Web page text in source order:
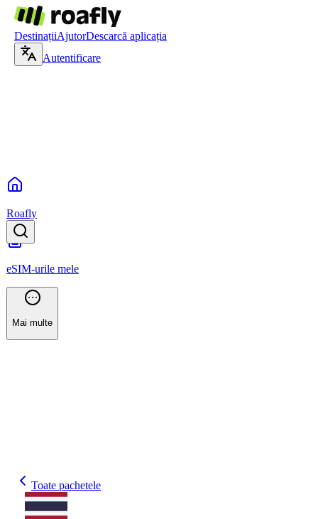
DestinațiiAjutorDescarcă aplicația
Autentificare
Roafly
eSIM-urile mele
Mai multe
Toate pachetele